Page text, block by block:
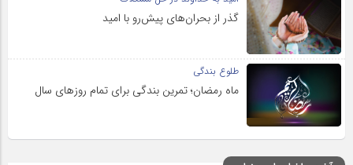
گذر از بحران‌های پیش‌رو با امید
طلوع بندگی
ماه رمضان؛ تمرین بندگی برای تمام روزهای سال